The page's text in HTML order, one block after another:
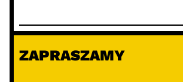
ZAPRASZAMY